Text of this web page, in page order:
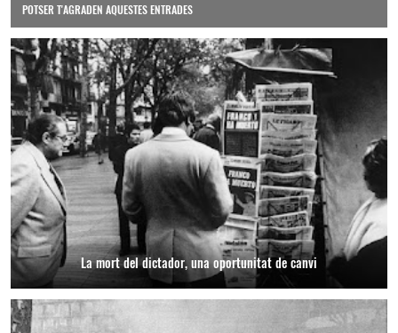
POTSER T'AGRADEN AQUESTES ENTRADES
La mort del dictador, una oportunitat de canvi